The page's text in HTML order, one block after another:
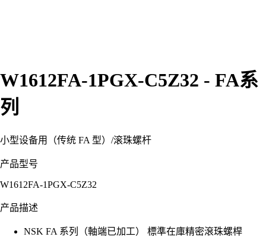
W1612FA-1PGX-C5Z32 - FA系
列
小型设备用（传统 FA 型） /滚珠螺杆
产品型号
W1612FA-1PGX-C5Z32
产品描述
NSK FA 系列（軸端已加工） 標準在庫精密滾珠螺桿